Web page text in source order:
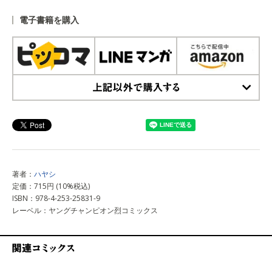
電子書籍を購入
著者： ハヤシ
定価：715円 (10%税込)
ISBN：978-4-253-25831-9
レーベル：ヤングチャンピオン烈コミックス